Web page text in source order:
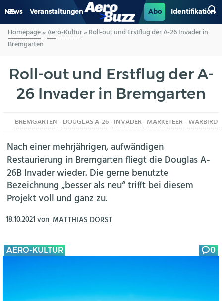
News Veranstaltungen Abo Identifikation
GENERAL AVIATION
LUFTVERKEHR
INDUSTRIE
HELIKOPTER
BERUFE
AERO-KULTUR
Homepage»Aero-Kultur»Roll-out und Erstflug der A-26 Invader in
Bremgarten
Roll-out und Erstflug der A-
26 Invader in Bremgarten
BREMGARTEN - DOUGLAS A-26- INVADER- MARKETEER-WARBIRD
Nach einer mehrjährigen, aufwändigen
Restaurierung in Bremgarten fliegt die Douglas A-
26B Invader wieder. Die gerne benutzte
Bezeichnung „besser als neu“ trifft bei diesem
Projekt voll und ganz zu.
18.10.2021 von MATTHIAS DORST
AERO-KULTUR 0